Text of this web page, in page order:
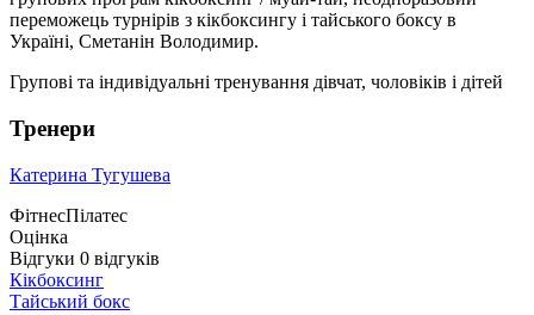
переможець турнірів з кікбоксингу і тайського боксу в
Україні, Сметанін Володимир.
Групові та індивідуальні тренування дівчат, чоловіків і дітей
Тренери
Катерина Тугушева
ФітнесПілатес
Оцінка
Відгуки 0 відгуків
Кікбоксинг
Тайський бокс